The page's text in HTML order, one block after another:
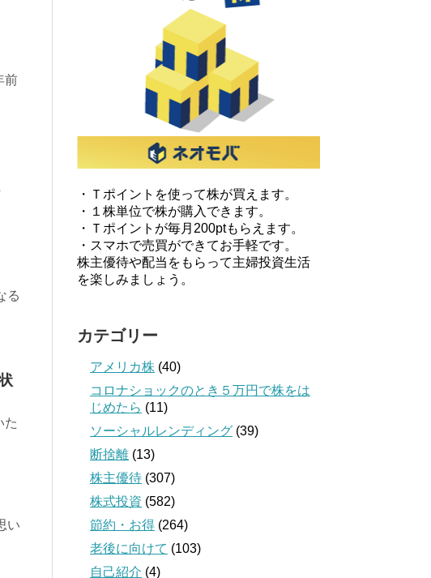
前
る
た
い
・Ｔポイントを使って株が買えます。
・１株単位で株が購入できます。
・Ｔポイントが毎月200ptもらえます。
・スマホで売買ができてお手軽です。
株主優待や配当をもらって主婦投資生活
を楽しみましょう。
カテゴリー
アメリカ株 (40)
コロナショックのとき５万円で株をは
じめたら (11)
ソーシャルレンディング (39)
断捨離 (13)
株主優待 (307)
株式投資 (582)
節約・お得 (264)
老後に向けて (103)
自己紹介 (4)